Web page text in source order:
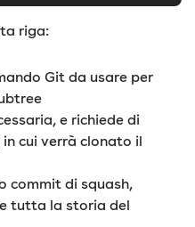
riga:
Git da usare per
e richiede di
cui verrà clonato il
commit di squash,
tutta la storia del